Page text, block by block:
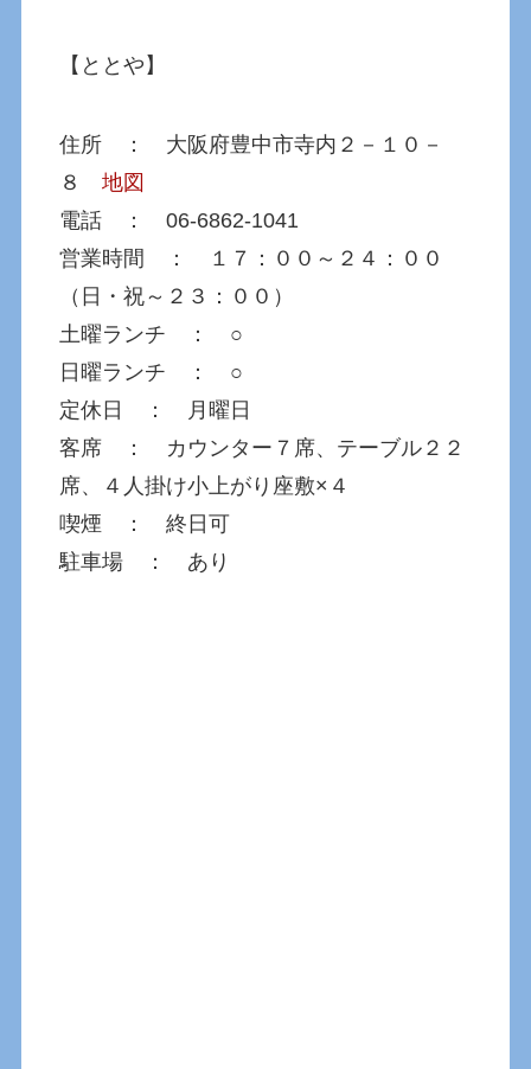
【ととや】
住所 ： 大阪府豊中市寺内２－１０－
８地図
電話 ： 06-6862-1041
営業時間 ： １７：００～２４：００
（日・祝～２３：００）
土曜ランチ ： ○
日曜ランチ ： ○
定休日 ： 月曜日
客席 ： カウンター７席、テーブル２２
席、４人掛け小上がり座敷×４
喫煙 ： 終日可
駐車場 ： あり